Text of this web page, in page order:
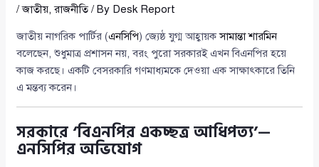
/জাতীয়,রাজনীতি/ By Desk Report
জাতীয় নাগরিক পার্টির (এনসিপি) জ্যেষ্ঠ যুগ্ম আহ্বায়কসামান্তা শারমিন
বলেছেন, শুধুমাত্র প্রশাসন নয়, বরং পুরো সরকারই এখন বিএনপির হয়ে
কাজ করছে। একটি বেসরকারি গণমাধ্যমকে দেওয়া এক সাক্ষাৎকারে তিনি
এ মন্তব্য করেন।
সরকারে ‘বিএনপির একচ্ছত্র আধিপত্য’—
এনসিপির অভিযোগ